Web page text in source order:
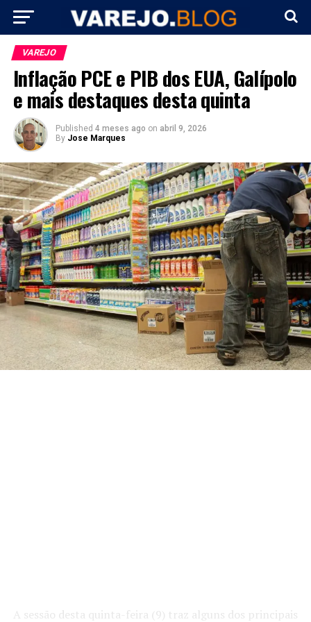
VAREJO
Inflação PCE e PIB dos EUA, Galípolo
e mais destaques desta quinta
Published 4 meses ago on abril 9, 2026
By Jose Marques
A sessão desta quinta-feira (9) traz alguns dos principais